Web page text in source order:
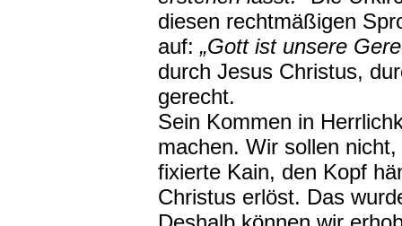
diesen rechtmäßigen
auf: „Gott ist unsere
durch Jesus Christus,
gerecht.
Sein Kommen in
machen. Wir sollen
fixierte Kain, den Kopf
Christus erlöst. Das